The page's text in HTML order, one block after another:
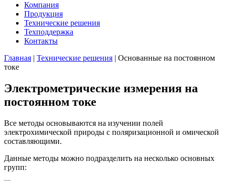
Компания
Продукция
Технические решения
Техподдержка
Контакты
Главная | Технические решения | Основанные на постоянном
токе
Электрометрические измерения на
постоянном токе
Все методы основываются на изучении полей
электрохимической природы с поляризационной и омической
составляющими.
Данные методы можно подразделить на несколько основных
групп: